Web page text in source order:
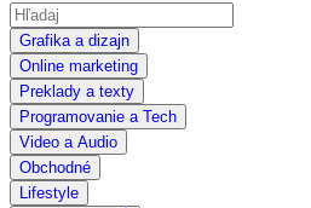
Grafika a dizajn
Online marketing
Preklady a texty
Programovanie a Tech
Video a Audio
Obchodné
Lifestyle